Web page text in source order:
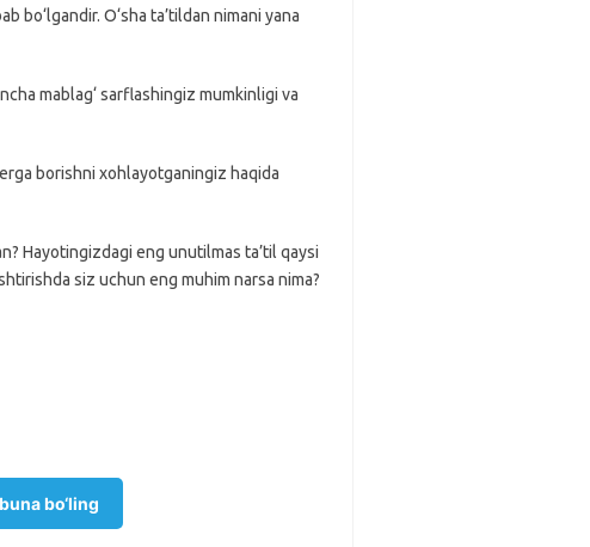
bo‘lgandir. O‘sha ta’tildan nimani yana
mablag‘ sarflashingiz mumkinligi va
borishni xohlayotganingiz haqida
Hayotingizdagi eng unutilmas ta’til qaysi
siz uchun eng muhim narsa nima?
bo‘ling